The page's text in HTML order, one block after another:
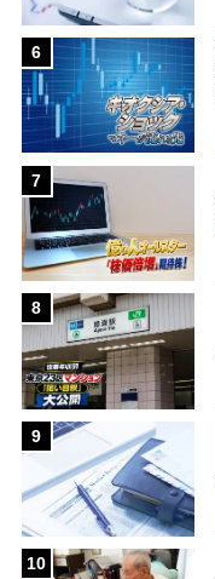
6
7
8
9
10